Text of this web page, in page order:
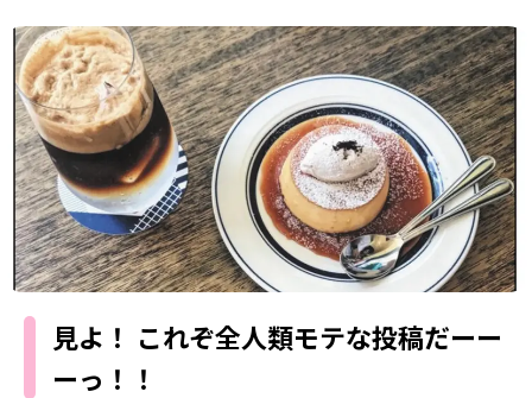
FASHION
ファッションニュース
モデル私服
着回し
着痩せ
BEAUTY
ビューティニュース
トレンドメイク
ベストコスメ
ヘアアレンジ・ヘアケア
スキンケア
ボディケア
SCHOOL
スクールニュース
制服コーデ
学校ヘアメイク
勉強・受験・進路
ENTERTAINMENT
エンタメニュース
なにわ男子
K-POP
LIFESTYLE
ライフスタイルニュース
JKランキング・アワード
モデルの購入品
おでかけ
JK TREND
MODELS
MODEL'S BLOG
見よ！ これぞ全人類モテな投稿だーー
ーっ！！